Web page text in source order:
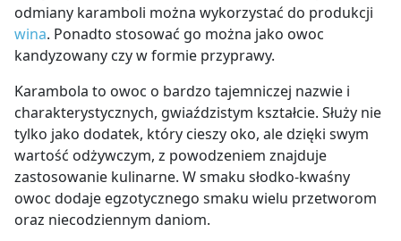
odmiany karamboli można wykorzystać do produkcji
wina. Ponadto stosować go można jako owoc
kandyzowany czy w formie przyprawy.
Karambola to owoc o bardzo tajemniczej nazwie i
charakterystycznych, gwiaździstym kształcie. Służy nie
tylko jako dodatek, który cieszy oko, ale dzięki swym
wartość odżywczym, z powodzeniem znajduje
zastosowanie kulinarne. W smaku słodko-kwaśny
owoc dodaje egzotycznego smaku wielu przetworom
oraz niecodziennym daniom.